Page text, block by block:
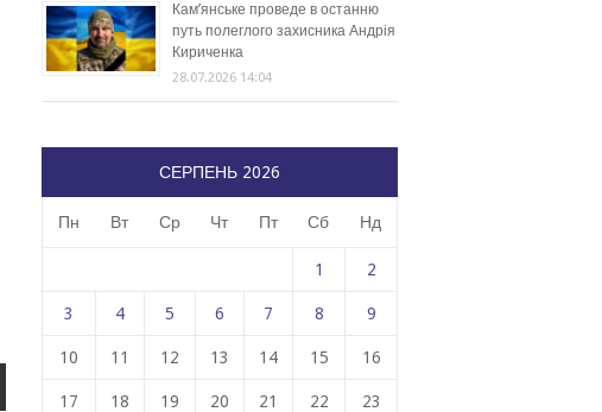
Кам’янське проведе в останню
путь полеглого захисника Андрія
Кириченка
28.07.2026 14:04
СЕРПЕНЬ 2026
Пн Вт Ср Чт Пт Сб Нд
1 2
3 4 5 6 7 8 9
10 11 12 13 14 15 16
17 18 19 20 21 22 23